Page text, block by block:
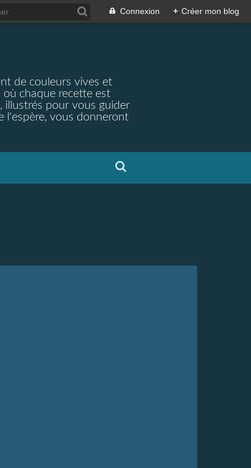
Connexion + Créer mon blog
de couleurs vives et
chaque recette est
illustrés pour vous guider
l'espère, vous donneront